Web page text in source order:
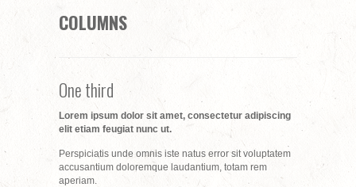
COLUMNS
One third
Lorem ipsum dolor sit amet, consectetur adipiscing
elit etiam feugiat nunc ut.
Perspiciatis unde omnis iste natus error sit voluptatem
accusantium doloremque laudantium, totam rem
aperiam.